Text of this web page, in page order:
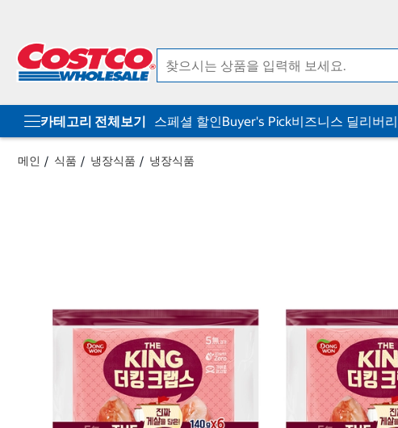
카테고리 전체보기 스페셜 할인Buyer's Pick비즈니스 딜리버리
메인 식품 냉장식품 냉장식품